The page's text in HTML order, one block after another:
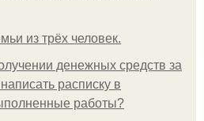
из трёх человек.
денежных средств за
расписку в
работы?